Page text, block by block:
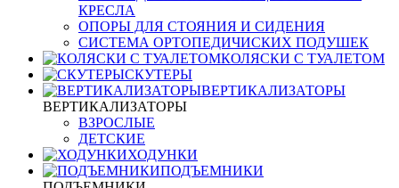
КРЕСЛА
ОПОРЫ ДЛЯ СТОЯНИЯ И СИДЕНИЯ
СИСТЕМА ОРТОПЕДИЧИСКИХ ПОДУШЕК
КОЛЯСКИ С ТУАЛЕТОМ
СКУТЕРЫ
ВЕРТИКАЛИЗАТОРЫ
ВЕРТИКАЛИЗАТОРЫ
ВЗРОСЛЫЕ
ДЕТСКИЕ
ХОДУНКИ
ПОДЪЕМНИКИ